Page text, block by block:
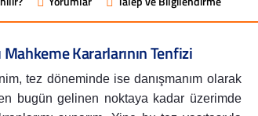
Kararlarının Tenfizi
tez döneminde ise danışmanım olarak
bugün gelinen noktaya kadar üzerimde